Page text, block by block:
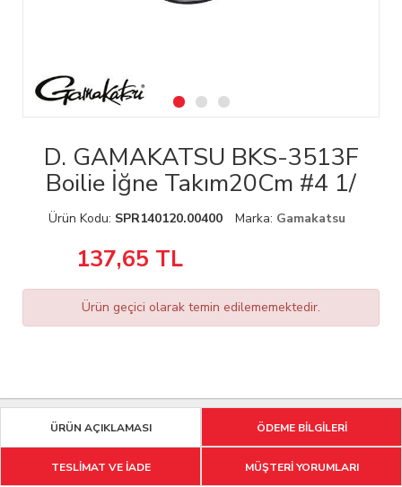
D. GAMAKATSU BKS-3513F
Boilie İğne Takım20Cm #4 1/
Ürün Kodu: SPR140120.00400 Marka: Gamakatsu
137,65 TL
Ürün geçici olarak temin edilememektedir.
ÜRÜN AÇIKLAMASI ÖDEME BİLGİLERİ
TESLİMAT VE İADE MÜŞTERİ YORUMLARI